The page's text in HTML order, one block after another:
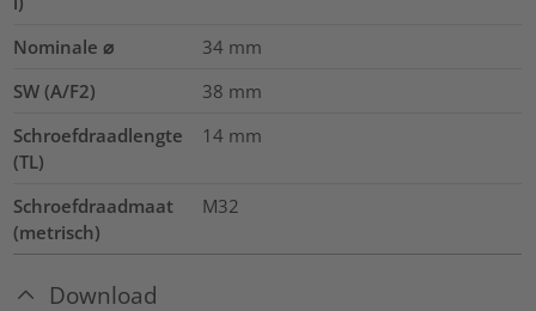
Nominale ⌀ 34 mm
SW (A/F2)
38 mm
Schroefdraadlengte
(TL)
14 mm
Schroefdraadmaat
(metrisch)
M32
Download